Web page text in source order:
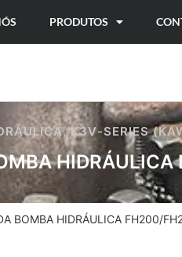
PRODUTOS
,K3V-SERIES
BOMBA HIDRÁULICA FH200/